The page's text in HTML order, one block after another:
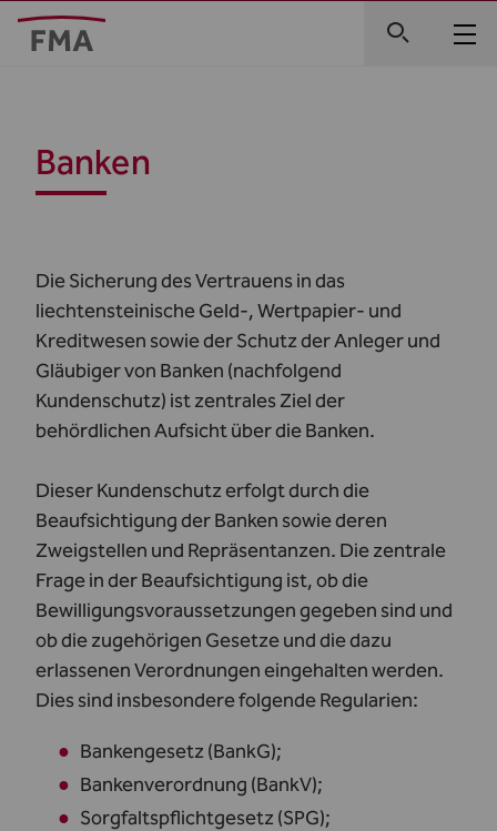
Banken
Die Sicherung des Vertrauens in das
liechtensteinische Geld-, Wertpapier- und
Kreditwesen sowie der Schutz der Anleger und
Gläubiger von Banken (nachfolgend
Kundenschutz) ist zentrales Ziel der
behördlichen Aufsicht über die Banken.
Dieser Kundenschutz erfolgt durch die
Beaufsichtigung der Banken sowie deren
Zweigstellen und Repräsentanzen. Die zentrale
Frage in der Beaufsichtigung ist, ob die
Bewilligungsvoraussetzungen gegeben sind und
ob die zugehörigen Gesetze und die dazu
erlassenen Verordnungen eingehalten werden.
Dies sind insbesondere folgende Regularien:
Bankengesetz (BankG);
Bankenverordnung (BankV);
Sorgfaltspflichtgesetz (SPG);